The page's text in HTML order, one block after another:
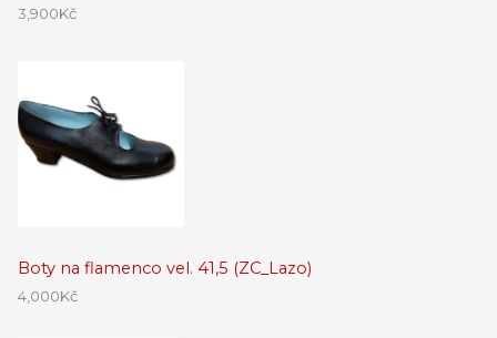
3,900Kč
Boty na flamenco vel. 41,5 (ZC_Lazo)
4,000Kč